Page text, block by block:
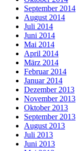
September 2014
August 2014
Juli 2014
Juni 2014
Mai 2014
April 2014
März 2014
Februar 2014
Januar 2014
Dezember 2013
November 2013
Oktober 2013
September 2013
August 2013
Juli 2013
Juni 2013